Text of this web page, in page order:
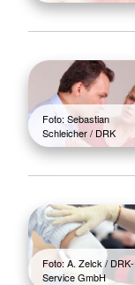
Foto: Sebastian
Schleicher / DRK
Foto: A. Zelck / DRK-
Service GmbH